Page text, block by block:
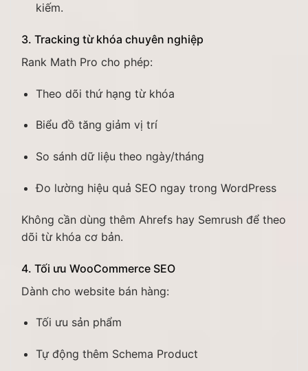
kiếm.
3. Tracking từ khóa chuyên nghiệp
Rank Math Pro cho phép:
Theo dõi thứ hạng từ khóa
Biểu đồ tăng giảm vị trí
So sánh dữ liệu theo ngày/tháng
Đo lường hiệu quả SEO ngay trong WordPress
Không cần dùng thêm Ahrefs hay Semrush để theo
dõi từ khóa cơ bản.
4. Tối ưu WooCommerce SEO
Dành cho website bán hàng:
Tối ưu sản phẩm
Tự động thêm Schema Product